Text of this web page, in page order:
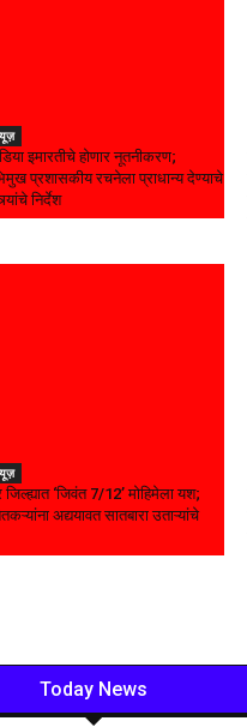
इमारतीचे होणार नूतनीकरण;
प्रशासकीय रचनेला प्राधान्य देण्याचे
निर्देश
‘जिवंत 7/12’ मोहिमेला यश;
अद्ययावत सातबारा उताऱ्यांचे
Today News